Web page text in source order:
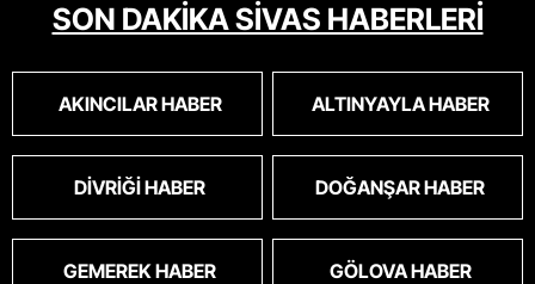
SON DAKİKA SİVAS HABERLERİ
AKINCILAR HABER ALTINYAYLA HABER
DIVRIĞI HABER DOĞANŞAR HABER
GEMEREK HABER GÖLOVA HABER